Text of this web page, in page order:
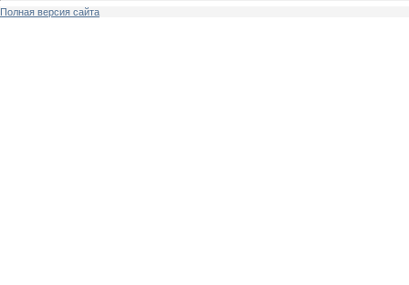
Полная версия сайта